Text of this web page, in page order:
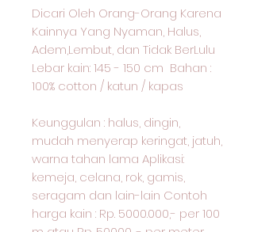
Dicari Oleh Orang-Orang Karena
Kainnya Yang Nyaman, Halus,
Adem,Lembut, dan Tidak BerLulu
Lebar kain: 145 - 150 cm Bahan :
100% cotton / katun / kapas
Keunggulan : halus, dingin,
mudah menyerap keringat, jatuh,
warna tahan lama Aplikasi:
kemeja, celana, rok, gamis,
seragam dan lain-lain Contoh
harga kain : Rp. 5000.000,- per 100